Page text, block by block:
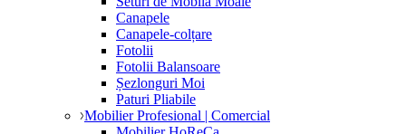
Canapele
Canapele-colțare
Fotolii
Fotolii Balansoare
Șezlonguri Moi
Paturi Pliabile
Mobilier Profesional | Comercial